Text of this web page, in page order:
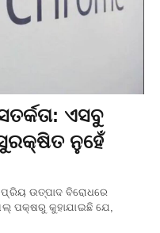
ଏସବୁ
ନୁହେଁ
ଉତ୍ପାଦ ବିରୋଧରେ
ପକ୍ଷରୁ କୁହାଯାଇଛି ଯେ,